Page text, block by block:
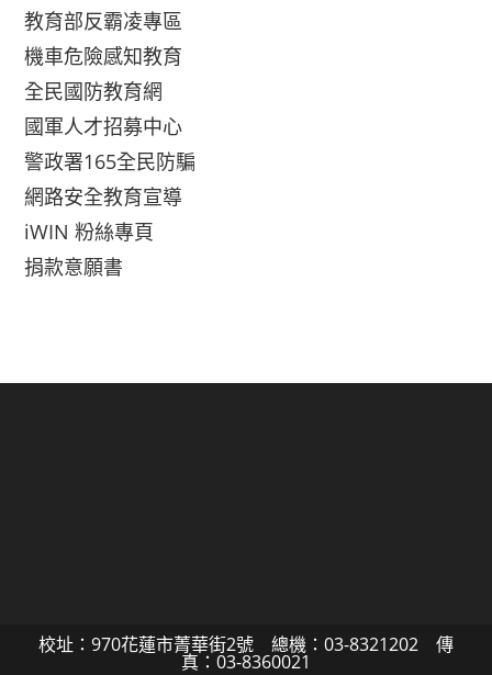
教育部反霸凌專區
機車危險感知教育
全民國防教育網
國軍人才招募中心
警政署165全民防騙
網路安全教育宣導
iWIN 粉絲專頁
捐款意願書
校址：970花蓮市菁華街2號 總機：03-8321202 傳
真：03-8360021